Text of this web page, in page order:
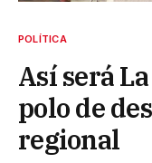
POLÍTICA
Así será
polo de
regional